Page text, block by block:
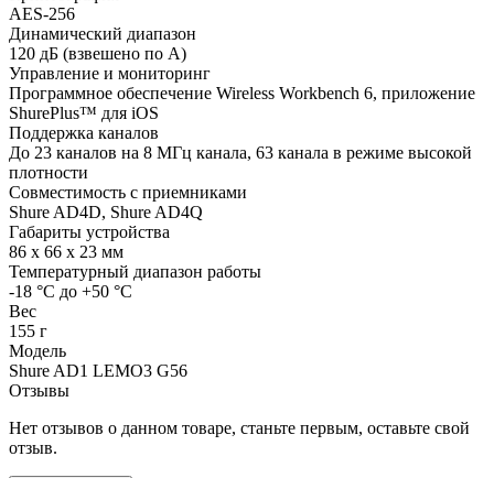
AES-256
Динамический диапазон
120 дБ (взвешено по A)
Управление и мониторинг
Программное обеспечение Wireless Workbench 6, приложение
ShurePlus™ для iOS
Поддержка каналов
До 23 каналов на 8 МГц канала, 63 канала в режиме высокой
плотности
Совместимость с приемниками
Shure AD4D, Shure AD4Q
Габариты устройства
86 x 66 x 23 мм
Температурный диапазон работы
-18 °C до +50 °C
Вес
155 г
Модель
Shure AD1 LEMO3 G56
Отзывы
Нет отзывов о данном товаре, станьте первым, оставьте свой
отзыв.